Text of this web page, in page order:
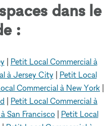
dans le
:
Petit Local Commercial à
à Jersey City
Petit Local
Commercial à New York
Petit Local Commercial à
San Francisco| Petit Local